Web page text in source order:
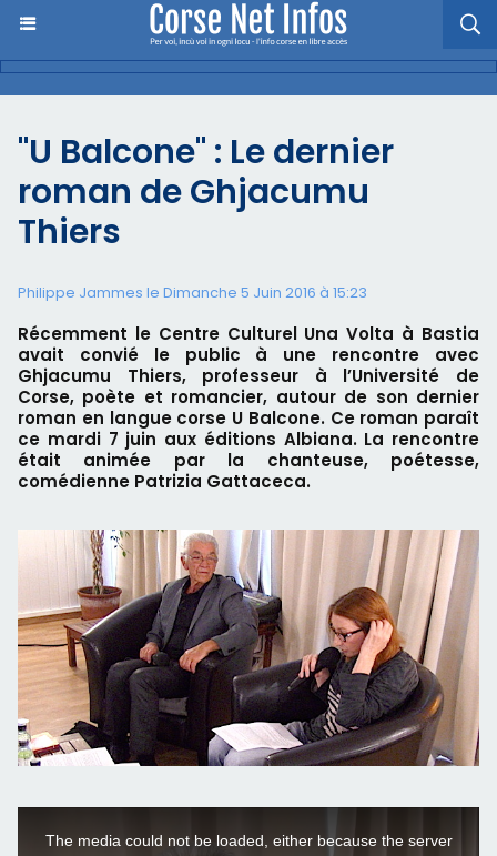
"U Balcone" : Le dernier
roman de Ghjacumu
Thiers
Philippe Jammes le Dimanche 5 Juin 2016 à 15:23
Récemment le Centre Culturel Una Volta à Bastia
avait convié le public à une rencontre avec
Ghjacumu Thiers, professeur à l’Université de
Corse, poète et romancier, autour de son dernier
roman en langue corse U Balcone. Ce roman paraît
ce mardi 7 juin aux éditions Albiana. La rencontre
était animée par la chanteuse, poétesse,
comédienne Patrizia Gattaceca.